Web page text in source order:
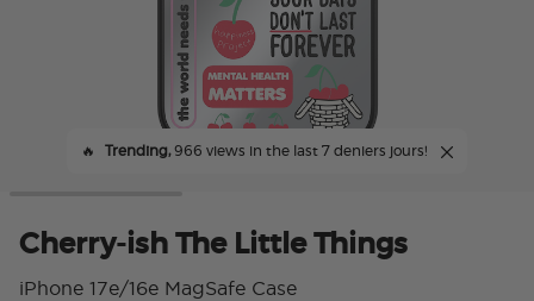
🔥 Trending,966 views in the last 7 deniers jours!
Cherry-ish The Little Things
iPhone 17e/16e MagSafe Case